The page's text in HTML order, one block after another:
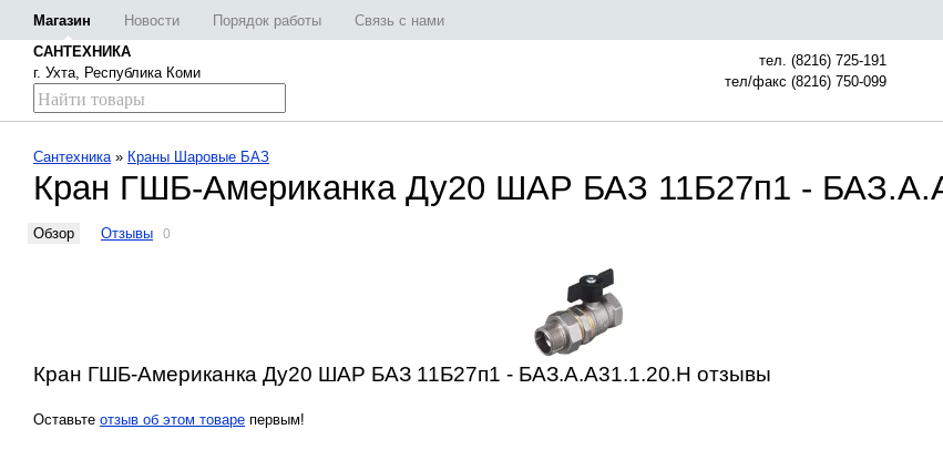
Магазин Новости Порядок работы Связь с нами
САНТЕХНИКА
г. Ухта, Республика Коми
тел. (8216) 725-191
тел/факс (8216) 750-099
Сантехника » Краны Шаровые БАЗ
Кран ГШБ-Американка Ду20 ШАР БАЗ 11Б27п1 -
Обзор Отзывы 0
Кран ГШБ-Американка Ду20 ШАР БАЗ 11Б27п1 - БАЗ.А.А31.1.20.Н отзывы
Оставьте отзыв об этом товаре первым!